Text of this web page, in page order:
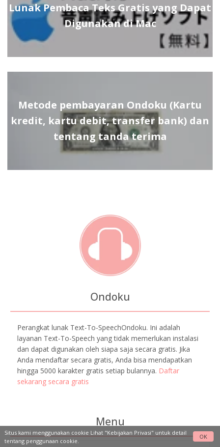
Lunak Pembaca Teks Gratis yang Dapat
Digunakan di Mac
Metode pembayaran Ondoku (Kartu
kredit, kartu debit, transfer bank) dan
tentang tanda terima
Ondoku
Perangkat lunak Text-To-SpeechOndoku. Ini adalah
layanan Text-To-Speech yang tidak memerlukan instalasi
dan dapat digunakan oleh siapa saja secara gratis. Jika
Anda mendaftar secara gratis, Anda bisa mendapatkan
hingga 5000 karakter gratis setiap bulannya. Daftar
sekarang secara gratis
Menu
Situs kami menggunakan cookie Lihat "Kebijakan Privasi" untuk detail
tentang penggunaan cookie.
OK